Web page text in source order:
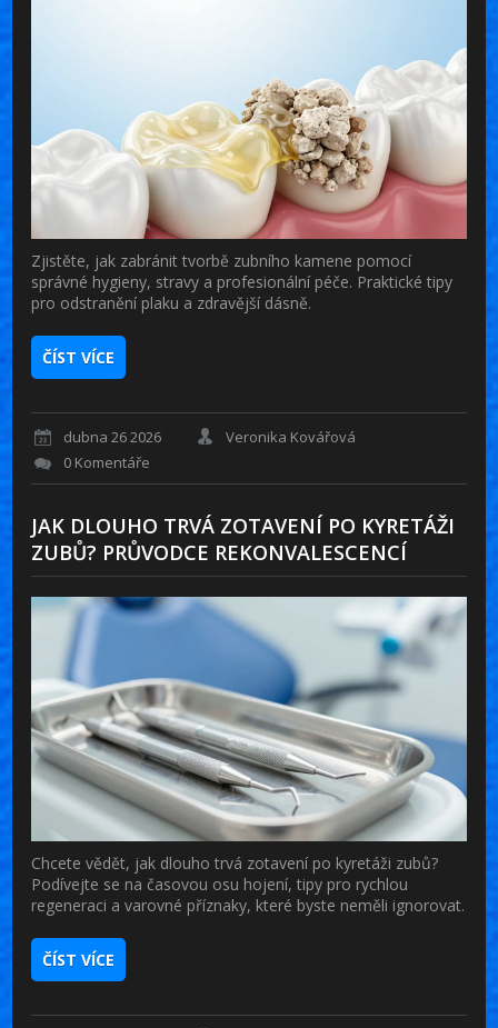
Zjistěte, jak zabránit tvorbě zubního kamene pomocí
správné hygieny, stravy a profesionální péče. Praktické tipy
pro odstranění plaku a zdravější dásně.
ČÍST VÍCE
dubna 26 2026
Veronika Kovářová
0 Komentáře
JAK DLOUHO TRVÁ ZOTAVENÍ PO KYRETÁŽI
ZUBŮ? PRŮVODCE REKONVALESCENCÍ
Chcete vědět, jak dlouho trvá zotavení po kyretáži zubů?
Podívejte se na časovou osu hojení, tipy pro rychlou
regeneraci a varovné příznaky, které byste neměli ignorovat.
ČÍST VÍCE